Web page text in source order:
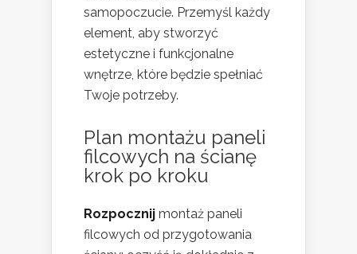
samopoczucie. Przemyśl każdy
element, aby stworzyć
estetyczne i funkcjonalne
wnętrze, które będzie spełniać
Twoje potrzeby.
Plan montażu paneli
filcowych na ścianę
krok po kroku
Rozpocznij montaż paneli
filcowych od przygotowania